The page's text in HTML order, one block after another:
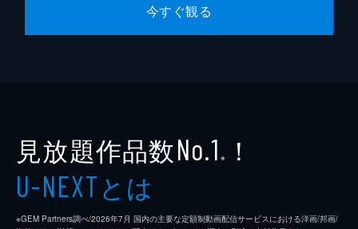
今すぐ観る
見放題作品数No.1 ※ ！
U-NEXTとは
※GEM Partners調べ/2026年7⽉ 国内の主要な定額制動画配信サービスにおける洋画/邦画/